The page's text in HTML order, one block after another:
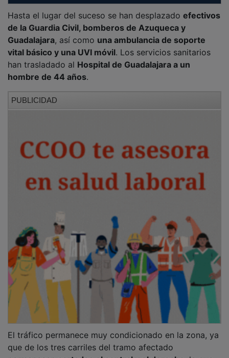
de la Guardia Civil, bomberos de Azuqueca y
Guadalajara, así comouna ambulancia de soporte
vital básico y una UVI móvil. Los servicios sanitarios
han trasladado al Hospital de Guadalajara a un
hombre de 44 años.
que de los tres carriles del tramo afectado
permanecencortados el central y el derecho